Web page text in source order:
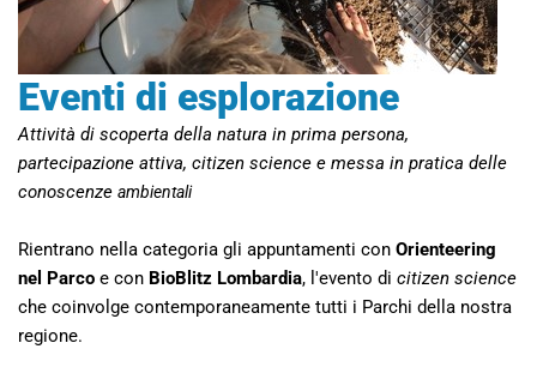
Eventi di esplorazione
Attività di scoperta della natura in prima persona,
partecipazione attiva, citizen science e messa in pratica delle
conoscenze ambientali
Rientrano nella categoria gli appuntamenti con Orienteering
nel Parco e con BioBlitz Lombardia, l'evento di citizen science
che coinvolge contemporaneamente tutti i Parchi della nostra
regione.